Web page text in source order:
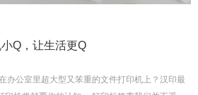
Q，让生活更Q
办公室里超大型又笨重的文件打印机上？汉印最